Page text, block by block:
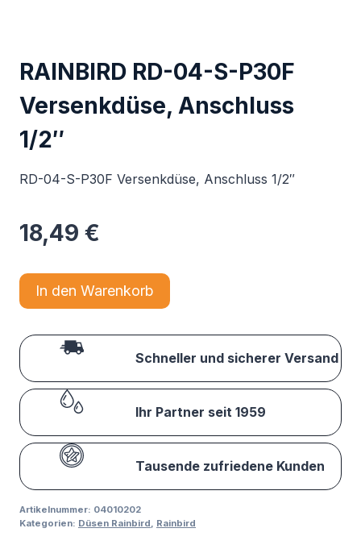
RAINBIRD RD-04-S-P30F
Versenkdüse, Anschluss
1/2″
RD-04-S-P30F Versenkdüse, Anschluss 1/2″
18,49 €
In den Warenkorb
Schneller und sicherer Versand
Ihr Partner seit 1959
Tausende zufriedene Kunden
Artikelnummer: 04010202
Kategorien: Düsen Rainbird, Rainbird